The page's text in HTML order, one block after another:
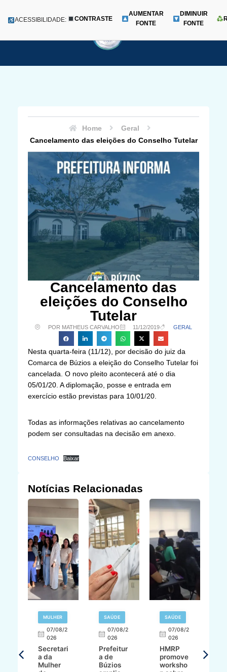
para
Menu
ACESSIBILIDADE: CONTRASTE
AUMENTAR
FONTE
DIMINUIR
FONTE
Home
Geral
Cancelamento das eleições do Conselho Tutelar
Cancelamento das
eleições do Conselho
Tutelar
POR MATHEUS CARVALHO 11/12/2019 GERAL
Nesta quarta-feira (11/12), por decisão do juiz da
Comarca de Búzios a eleição do Conselho Tutelar foi
cancelada. O novo pleito acontecerá até o dia
05/01/20. A diplomação, posse e entrada em
exercício estão previstas para 10/01/20.
Todas as informações relativas ao cancelamento
podem ser consultadas na decisão em anexo.
CONSELHO Baixar
Notícias Relacionadas
MULHER
07/08/2
026
Secretari
a da
Mulher
SAÚDE
07/08/2
026
Prefeitur
a de
Búzios
SAÚDE
07/08/2
026
HMRP
promove
worksho